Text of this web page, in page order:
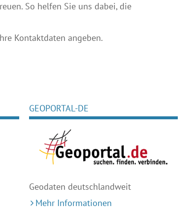
So helfen Sie uns dabei, die
Kontaktdaten angeben.
GEOPORTAL-DE
Geodaten deutschlandweit
Mehr Informationen